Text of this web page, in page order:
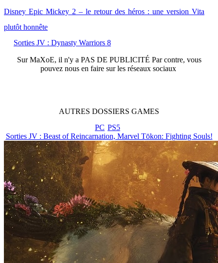
Disney Epic Mickey 2 – le retour des héros : une version Vita
plutôt honnête
Sorties JV : Dynasty Warriors 8
SurMaXoE, il n'y a PAS DE PUBLICITÉ Par contre, vous
pouvez nous en faire sur les réseaux sociaux
AUTRES DOSSIERS GAMES
PC PS5
Sorties JV : Beast of Reincarnation, Marvel Tōkon: Fighting Souls!